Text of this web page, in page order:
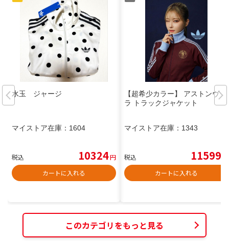
水玉 ジャージ
マイストア在庫： 1604
税込 10324円
カートに入れる
【超希少カラー】 アストンヴィ
ラ トラックジャケット
マイストア在庫： 1343
税込 11599
カートに入れる
このカテゴリをもっと見る